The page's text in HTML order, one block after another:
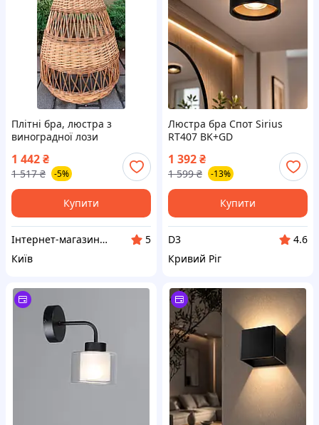
Плітні бра, люстра з
виноградної лози
1 442₴
1 517 ₴ -5%
Купити
Інтернет-магазин "Сімейний затишок"
5
Київ
Люстра бра Спот Sirius
RT407 BK+GD
1 392₴
1 599 ₴ -13%
Купити
D3
4.6
Кривий Ріг